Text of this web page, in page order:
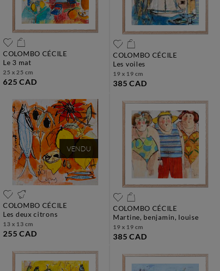
COLOMBO CÉCILE
le 3 mat
25 x 25 cm
625 CAD
COLOMBO CÉCILE
les voiles
19 x 19 cm
385 CAD
VENDU
COLOMBO CÉCILE
les deux citrons
13 x 13 cm
255 CAD
COLOMBO CÉCILE
martine, benjamin, louise
19 x 19 cm
385 CAD